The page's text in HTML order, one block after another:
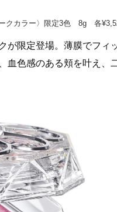
クカラー〉限定3色 8g 各
が限定登場。薄膜でフィ
血色感のある頬を叶え、